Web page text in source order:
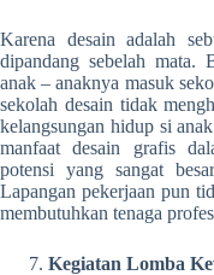
Karena desain adalah
dipandang sebelah
anak – anaknya masuk
sekolah desain tidak
kelangsungan hidup si
manfaat desain grafis
potensi yang sangat
Lapangan pekerjaan pun
membutuhkan tenaga
Kegiatan Lomba